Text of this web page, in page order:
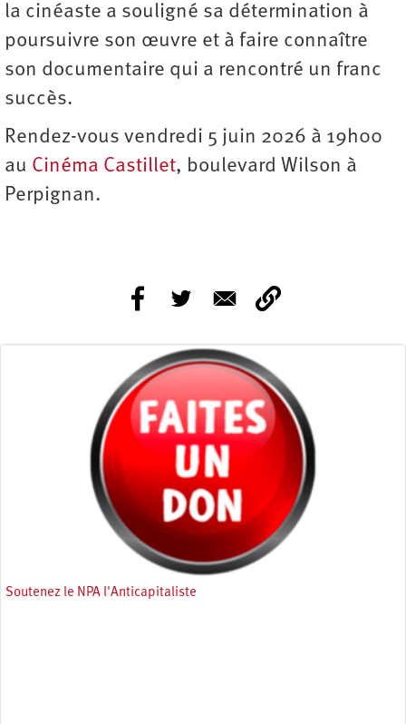
la cinéaste a souligné sa détermination à
poursuivre son œuvre et à faire connaître
son documentaire qui a rencontré un franc
succès.
Rendez-vous vendredi 5 juin 2026 à 19h00
au Cinéma Castillet, boulevard Wilson à
Perpignan.
Soutenez le NPA l'Anticapitaliste